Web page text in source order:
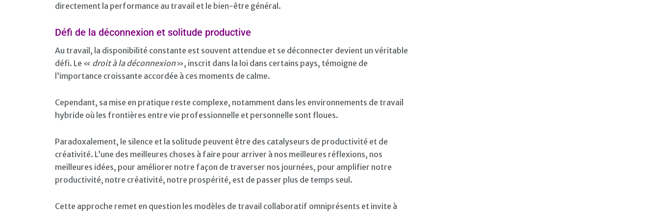
directement la performance au travail et le bien-être général.
Défi de la déconnexion et solitude productive
Au travail, la disponibilité constante est souvent attendue et se déconnecter devient un véritable
défi. Le « droit à la déconnexion», inscrit dans la loi dans certains pays, témoigne de
l’importance croissante accordée à ces moments de calme.
Cependant, sa mise en pratique reste complexe, notamment dans les environnements de travail
hybride où les frontières entre vie professionnelle et personnelle sont floues.
Paradoxalement, le silence et la solitude peuvent être des catalyseurs de productivité et de
créativité. L’une des meilleures choses à faire pour arriver à nos meilleures réflexions, nos
meilleures idées, pour améliorer notre façon de traverser nos journées, pour amplifier notre
productivité, notre créativité, notre prospérité, est de passer plus de temps seul.
Cette approche remet en question les modèles de travail collaboratif omniprésents et invite à